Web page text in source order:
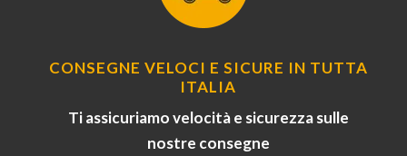
CONSEGNE VELOCI E SICURE IN TUTTA
ITALIA
Ti assicuriamo velocità e sicurezza sulle
nostre consegne